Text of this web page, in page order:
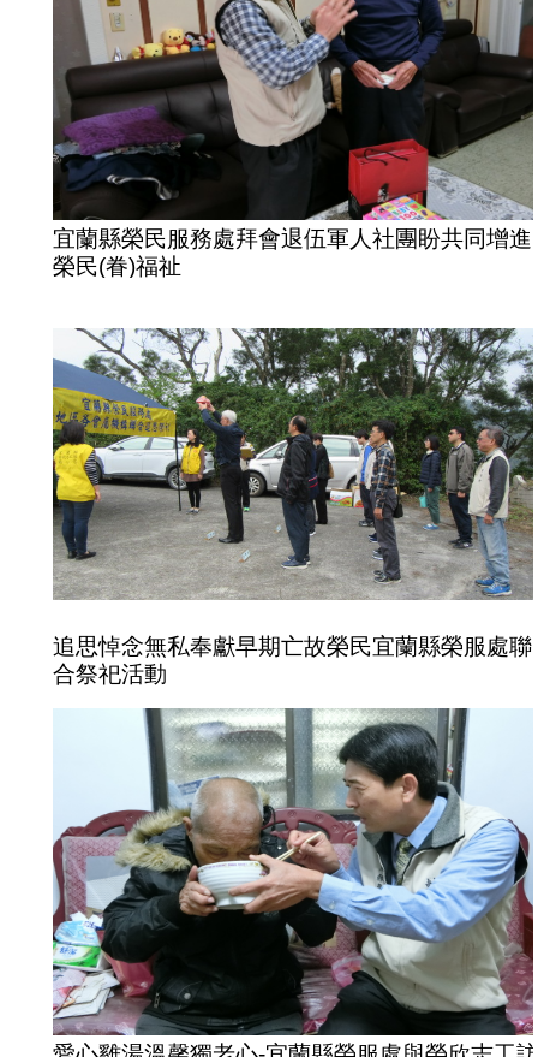
宜蘭縣榮民服務處拜會退伍軍人社團盼共同增進
榮民(眷)福祉
追思悼念無私奉獻早期亡故榮民宜蘭縣榮服處聯
合祭祀活動